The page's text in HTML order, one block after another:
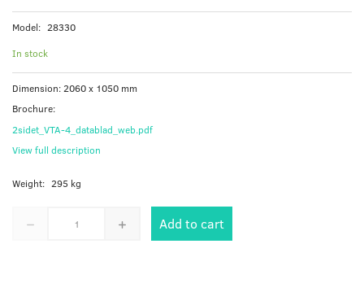
Model: 28330
In stock
Dimension: 2060 x 1050 mm
Brochure:
2sidet_VTA-4_datablad_web.pdf
View full description
Weight: 295 kg
Add to cart